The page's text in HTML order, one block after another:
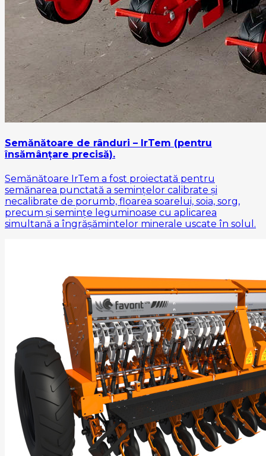
Semănătoare de rânduri – IrTem (pentru
însămânțare precisă).
Semănătoare IrTem a fost proiectată pentru
semănarea punctată a semințelor calibrate și
necalibrate de porumb, floarea soarelui, soia, sorg,
precum și semințe leguminoase cu aplicarea
simultană a îngrășămintelor minerale uscate în solul.